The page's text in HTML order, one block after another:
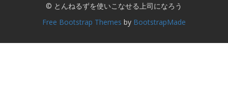
© とんねるずを使いこなせる上司になろう
Free Bootstrap Themes by BootstrapMade